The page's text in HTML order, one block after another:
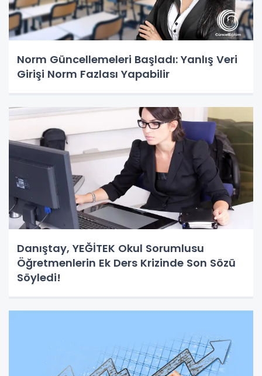
Norm Güncellemeleri Başladı: Yanlış Veri
Girişi Norm Fazlası Yapabilir
Danıştay, YEĞİTEK Okul Sorumlusu
Öğretmenlerin Ek Ders Krizinde Son Sözü
Söyledi!